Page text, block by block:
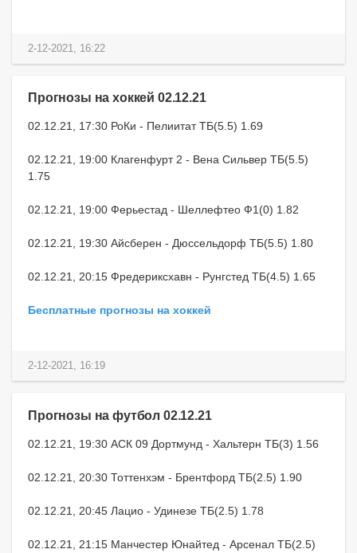
2-12-2021, 16:22
Прогнозы на хоккей 02.12.21
02.12.21, 17:30 РоКи - Пелиитат ТБ(5.5) 1.69
02.12.21, 19:00 Клагенфурт 2 - Вена Сильвер ТБ(5.5)
1.75
02.12.21, 19:00 Ферьестад - Шеллефтео Ф1(0) 1.82
02.12.21, 19:30 Айсберен - Дюссельдорф ТБ(5.5) 1.80
02.12.21, 20:15 Фредериксхавн - Рунгстед ТБ(4.5) 1.65
Бесплатные прогнозы на хоккей
2-12-2021, 16:19
Прогнозы на футбол 02.12.21
02.12.21, 19:30 АСК 09 Дортмунд - Хальтерн ТБ(3) 1.56
02.12.21, 20:30 Тоттенхэм - Брентфорд ТБ(2.5) 1.90
02.12.21, 20:45 Лацио - Удинезе ТБ(2.5) 1.78
02.12.21, 21:15 Манчестер Юнайтед - Арсенал ТБ(2.5)